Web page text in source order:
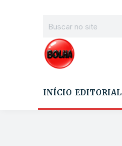
INÍCIO EDITORIAL